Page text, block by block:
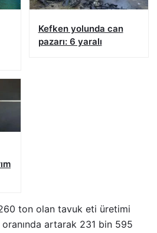
Kefken yolunda can
pazarı: 6 yaralı
ton olan tavuk eti üretimi
artarak 231 bin 595